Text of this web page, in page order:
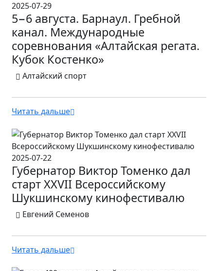
2025-07-29
5−6 августа. Барнаул. Гребной
канал. Международные
соревнования «Алтайская регата.
Кубок Костенко»
Алтайский спорт
Читать дальше
2025-07-22
Губернатор Виктор Томенко дал
старт ХXVII Всероссийскому
Шукшинскому кинофестивалю
Евгений Семенов
Читать дальше